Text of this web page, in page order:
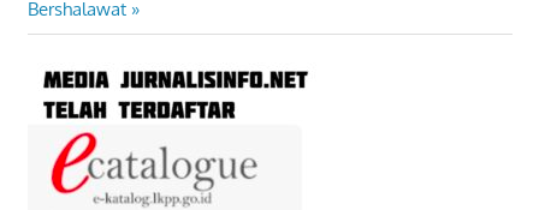
Post:
Bershalawat